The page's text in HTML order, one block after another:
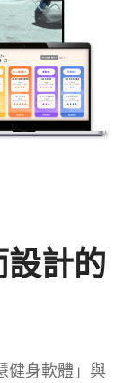
計的
健身軟體」與